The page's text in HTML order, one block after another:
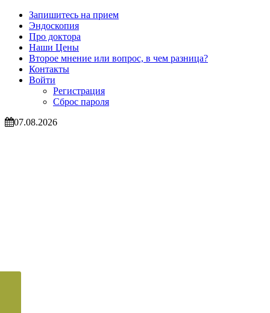
Запишитесь на прием
Эндоскопия
Про доктора
Наши Цены
Второе мнение или вопрос, в чем разница?
Контакты
Войти
Регистрация
Сброс пароля
07.08.2026